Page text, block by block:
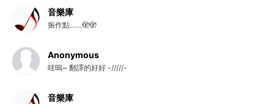
音樂庫
振作點……🫣🫣
Anonymous
哇嗚~ 翻譯的好好 -/////-
音樂庫